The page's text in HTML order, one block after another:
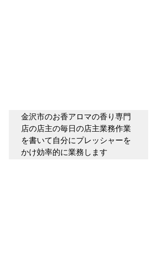
金沢市のお香アロマの香り専門
店の店主の毎日の店主業務作業
を書いて自分にプレッシャーを
かけ効率的に業務します